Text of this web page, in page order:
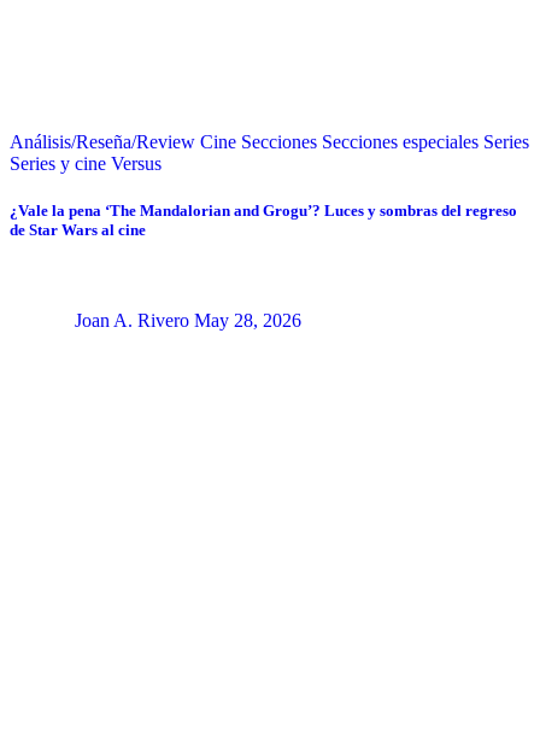
Análisis/Reseña/Review Cine Secciones Secciones especiales Series
Series y cine Versus
¿Vale la pena ‘The Mandalorian and Grogu’? Luces y sombras del regreso
de Star Wars al cine
Joan A. Rivero May 28, 2026